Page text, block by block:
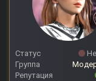
Статус
Группа
Репутация